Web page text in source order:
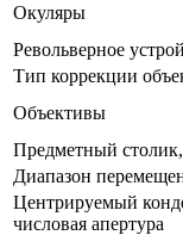
Окуляры
Револьверное
Тип коррекции
Объективы
Предметный
Диапазон
Центрируемый
числовая апертура